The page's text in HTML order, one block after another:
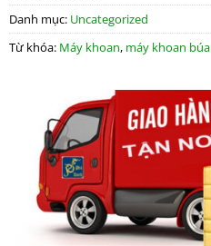
Danh mục: Uncategorized
Từ khóa: Máy khoan, máy khoan búa